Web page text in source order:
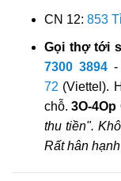
CN 12: 853
Gọi thợ tới
7300 3894
72 (Viettel).
chỗ.3O-4Op
thu tiền".
Rất hân